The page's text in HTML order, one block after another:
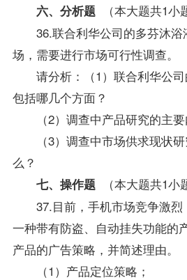
六、分析题（本大题共1小
36.联合利华公司的多芬沐浴
场，需要进行市场可行性调查。
请分析：（1）联合利华公司
包括哪几个方面？
（2）调查中产品研究的主要
（3）调查中市场供求现状研
么？
七、操作题（本大题共1小
37.目前，手机市场竞争激烈
一种带有防盗、自动挂失功能的
产品的广告策略，并简述理由。
（1）产品定位策略；